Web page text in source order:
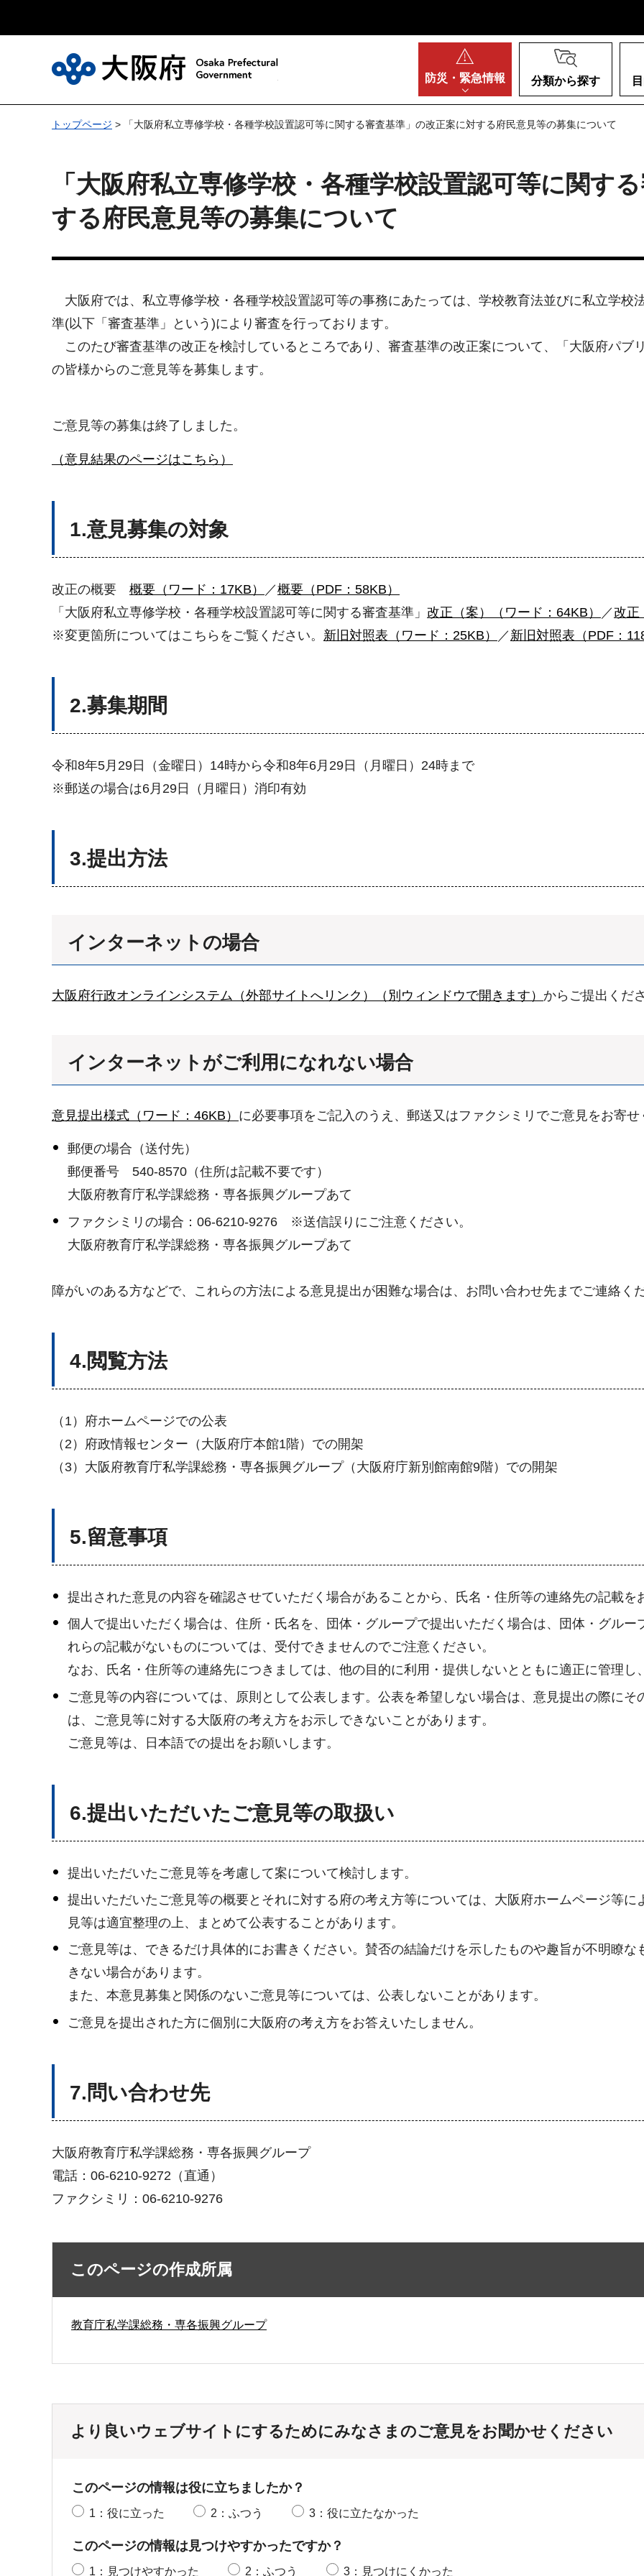
防災・ 緊急情報 分類から探す
トップページ > 「大阪府私立専修学校・各種学校設置認可等に関する審査基準」の改正案に対する府民意見等の募集について
「大阪府私立専修学校・各種学校設置認可等に関す
する府民意見等の募集について
大阪府では、私立専修学校・各種学校設置認可等の事務にあたっては、学校教育法並びに私立学校
準(以下「審査基準」という)により審査を行っております。
このたび審査基準の改正を検討しているところであり、審査基準の改正案について、「大阪府パブ
の皆様からのご意見等を募集します。
ご意見等の募集は終了しました。
（意見結果のページはこちら）
1.意見募集の対象
改正の概要 概要（ワード：17KB） ／概要（PDF：58KB）
「大阪府私立専修学校・各種学校設置認可等に関する審査基準」 改正（案）（ワード：64KB） ／改正
※変更箇所についてはこちらをご覧ください。 新旧対照表（ワード：25KB） ／ 新旧対照表（PDF：
2.募集期間
令和8年5月29日（金曜日）14時から令和8年6月29日（月曜日）24時まで
※郵送の場合は6月29日（月曜日）消印有効
3.提出方法
インターネットの場合
大阪府行政オンラインシステム（外部サイトへリンク）（別ウィンドウで開きます） からご提出くださ
インターネットがご利用になれない場合
意見提出様式（ワード：46KB） に必要事項をご記入のうえ、郵送又はファクシミリでご意見をお寄せ
郵便の場合（送付先）
郵便番号 540-8570（住所は記載不要です）
大阪府教育庁私学課総務・専各振興グループあて
ファクシミリの場合：06-6210-9276 ※送信誤りにご注意ください。
大阪府教育庁私学課総務・専各振興グループあて
障がいのある方などで、これらの方法による意見提出が困難な場合は、お問い合わせ先までご連絡くだ
4.閲覧方法
（1）府ホームページでの公表
（2）府政情報センター（大阪府庁本館1階）での開架
（3）大阪府教育庁私学課総務・専各振興グループ（大阪府庁新別館南館9階）での開架
5.留意事項
提出された意見の内容を確認させていただく場合があることから、氏名・住所等の連絡先の記載を
個人で提出いただく場合は、住所・氏名を、団体・グループで提出いただく場合は、団体・グル
れらの記載がないものについては、受付できませんのでご注意ください。
なお、氏名・住所等の連絡先につきましては、他の目的に利用・提供しないとともに適正に管理し
ご意見等の内容については、原則として公表します。公表を希望しない場合は、意見提出の際に
は、ご意見等に対する大阪府の考え方をお示しできないことがあります。
ご意見等は、日本語での提出をお願いします。
6.提出いただいたご意見等の取扱い
提出いただいたご意見等を考慮して案について検討します。
提出いただいたご意見等の概要とそれに対する府の考え方等については、大阪府ホームページ等
見等は適宜整理の上、まとめて公表することがあります。
ご意見等は、できるだけ具体的にお書きください。賛否の結論だけを示したものや趣旨が不明瞭
きない場合があります。
また、本意見募集と関係のないご意見等については、公表しないことがあります。
ご意見を提出された方に個別に大阪府の考え方をお答えいたしません。
7.問い合わせ先
大阪府教育庁私学課総務・専各振興グループ
電話：06-6210-9272（直通）
ファクシミリ：06-6210-9276
このページの作成所属
教育庁私学課総務・専各振興グループ
より良いウェブサイトにするためにみなさまのご意見をお聞かせください
このページの情報は役に立ちましたか？
1：役に立った 2：ふつう 3：役に立たなかった
このページの情報は見つけやすかったですか？
1：見つけやすかった 2：ふつう 3：見つけにくかった